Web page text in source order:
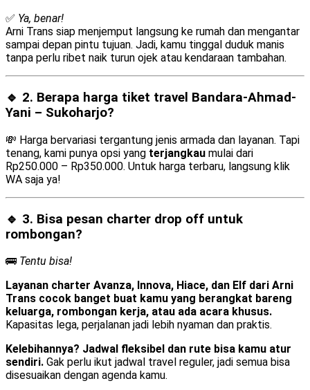
✅ Ya, benar!
Arni Trans siap menjemput langsung ke rumah dan mengantar
sampai depan pintu tujuan. Jadi, kamu tinggal duduk manis
tanpa perlu ribet naik turun ojek atau kendaraan tambahan.
🔹 2. Berapa harga tiket travel Bandara-Ahmad-
Yani – Sukoharjo?
💸 Harga bervariasi tergantung jenis armada dan layanan. Tapi
tenang, kami punya opsi yang terjangkau mulai dari
Rp250.000 – Rp350.000. Untuk harga terbaru, langsung klik
WA saja ya!
🔹 3. Bisa pesan charter drop off untuk
rombongan?
🚌 Tentu bisa!
Layanan charter Avanza, Innova, Hiace, dan Elf dari Arni
Trans cocok banget buat kamu yang berangkat bareng
keluarga, rombongan kerja, atau ada acara khusus.
Kapasitas lega, perjalanan jadi lebih nyaman dan praktis.
Kelebihannya? Jadwal fleksibel dan rute bisa kamu atur
sendiri. Gak perlu ikut jadwal travel reguler, jadi semua bisa
disesuaikan dengan agenda kamu.